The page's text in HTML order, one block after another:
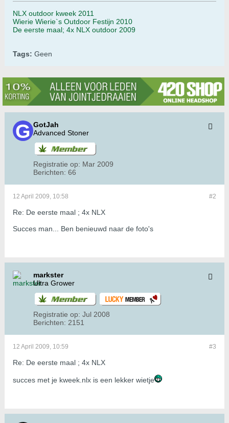
NLX outdoor kweek 2011
Wierie Wierie`s Outdoor Festijn 2010
De eerste maal; 4x NLX outdoor 2009
Tags: Geen
GotJah
Advanced Stoner
Registratie op: Mar 2009
Berichten: 66
#2
12 April 2009, 10:58
Re: De eerste maal ; 4x NLX
Succes man... Ben benieuwd naar de foto's
markster
Ultra Grower
Registratie op: Jul 2008
Berichten: 2151
#3
12 April 2009, 10:59
Re: De eerste maal ; 4x NLX
succes met je kweek.nlx is een lekker wietje